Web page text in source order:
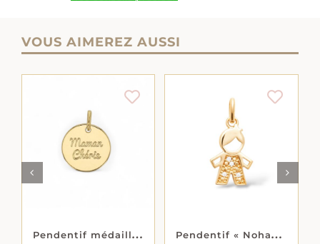
VOUS AIMEREZ AUSSI
P
endentif médaillon « Mam » – « Maman chérie » – Plaqué or
AJOUTER AU
PANIER
/ DÉTAILS
P
endentif « Nohan » – Oxydes de zirconium – Plaqué or
AJOUTER AU
PANIER
/